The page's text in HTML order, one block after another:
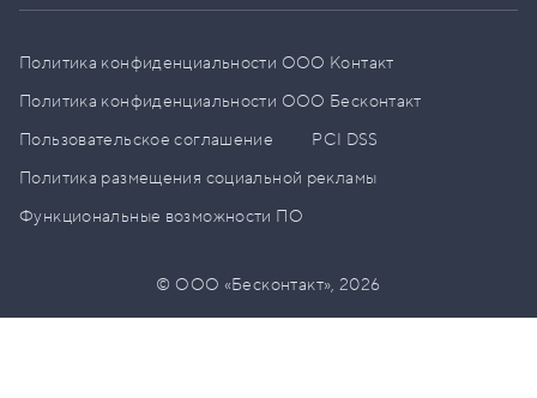
Политика конфиденциальности ООО Контакт
Политика конфиденциальности ООО Бесконтакт
Пользовательское соглашение
PCI DSS
Политика размещения социальной рекламы
Функциональные возможности ПО
© ООО «Бесконтакт»,2026